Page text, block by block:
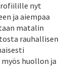
nyt
ja aiempaa
matalin
rauhallisen
huollon ja